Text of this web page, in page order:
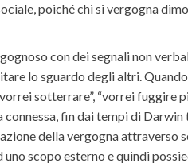
poiché chi si vergogna
con dei segnali non
lo sguardo degli altri.
sotterrare”, “vorrei fuggire
fin dai tempi di
della vergogna
scopo esterno e quindi